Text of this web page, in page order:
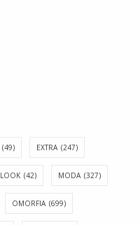
(49) EXTRA (247)
LOOK (42) MODA (327)
OMORFIA (699)